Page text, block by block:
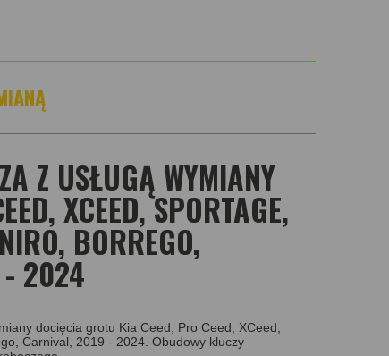
Z USŁUGĄ WYMIANY
XCEED, SPORTAGE,
BORREGO,
- 2024
docięcia grotu Kia Ceed, Pro Ceed, XCeed,
Carnival, 2019 - 2024. Obudowy kluczy